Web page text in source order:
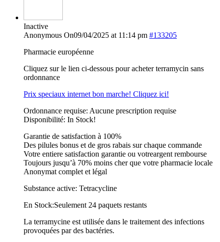
Inactive
Anonymous On09/04/2025 at 11:14 pm #133205
Pharmacie européenne
Cliquez sur le lien ci-dessous pour acheter terramycin sans
ordonnance
Prix speciaux internet bon marche! Cliquez ici!
Ordonnance requise: Aucune prescription requise
Disponibilité: In Stock!
Garantie de satisfaction à 100%
Des pilules bonus et de gros rabais sur chaque commande
Votre entiere satisfaction garantie ou votreargent rembourse
Toujours jusqu’à 70% moins cher que votre pharmacie locale
Anonymat complet et légal
Substance active: Tetracycline
En Stock:Seulement 24 paquets restants
La terramycine est utilisée dans le traitement des infections
provoquées par des bactéries.